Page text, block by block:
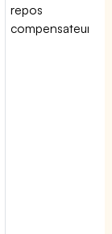
repos
compensateur.